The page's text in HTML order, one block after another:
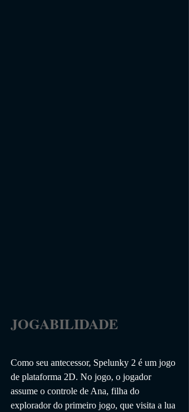
JOGABILIDADE
Como seu antecessor, Spelunky 2 é um jogo
de plataforma 2D. No jogo, o jogador
assume o controle de Ana, filha do
explorador do primeiro jogo, que visita a lua